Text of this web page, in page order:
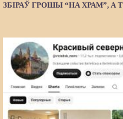
ЗБІРАЎ ГРОШЫ “НА ХРАМ”, А